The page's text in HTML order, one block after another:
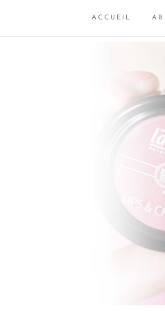
ACCUEIL